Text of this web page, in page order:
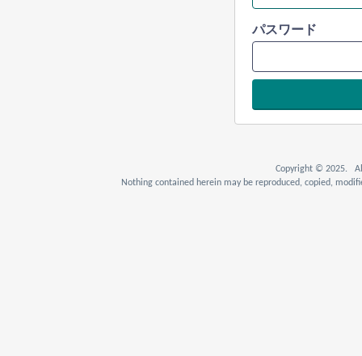
パスワード
Copyright © 2025. All
Nothing contained herein may be reproduced, copied,